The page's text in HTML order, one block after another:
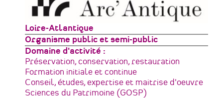
Zone
géographique
Loire-Atlantique
Type
de
structure
Organisme public et semi-public
Domaine d'activité
Préservation, conservation, restauration
Formation initiale et continue
Conseil, études, expertise et maitrise d'oeuvre
Sciences du Patrimoine (GOSP)